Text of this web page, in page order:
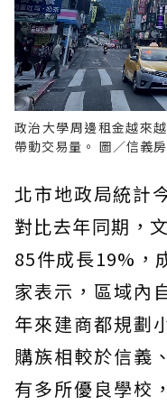
政治大學周邊租金越來
帶動交易量。 圖／信義
北市地政局統計
對比去年同期，
85件成長19%，
家表示，區域內
年來建商都規劃
購族相較於信義
有多所優良學校